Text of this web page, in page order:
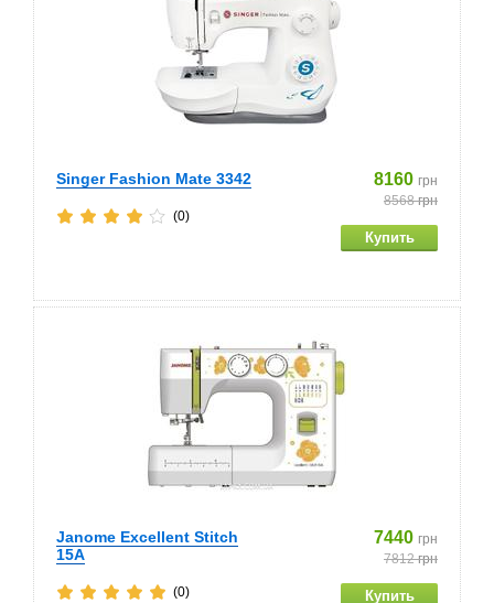
Singer Fashion Mate 3342 8160 грн
8568грн
(0)
Janome Excellent Stitch
15A
7440 грн
7812грн
(0)